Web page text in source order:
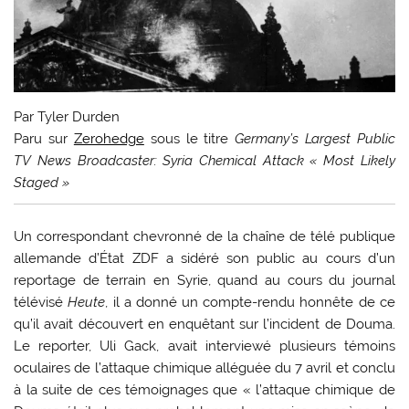
Par Tyler Durden
Paru sur Zerohedgesous le titreGermany’s Largest Public
TV News Broadcaster: Syria Chemical Attack « Most Likely
Staged »
Un correspondant chevronné de la chaîne de télé publique
allemande d’État ZDF a sidéré son public au cours d’un
reportage de terrain en Syrie, quand au cours du journal
téléviséHeute, il a donné un compte-rendu honnête de ce
qu’il avait découvert en enquêtant sur l’incident de Douma.
Le reporter, Uli Gack, avait interviewé plusieurs témoins
oculaires de l’attaque chimique alléguée du 7 avril et conclu
à la suite de ces témoignages que « l’attaque chimique de